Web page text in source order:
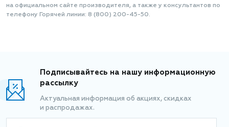
на официальном сайте производителя, а также у консультантов по
телефону Горячей линии: 8 (800) 200-45-50.
Подписывайтесь на нашу информационную
рассылку
Актуальная информация об акциях, скидках
и распродажах.